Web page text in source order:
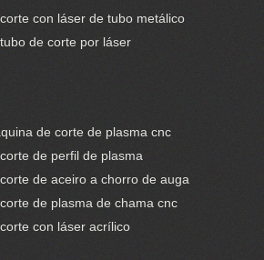
con láser de tubo metálico
de corte por láser
de corte de plasma cnc
de perfil de plasma
de aceiro a chorro de auga
de plasma de chama cnc
con láser acrílico